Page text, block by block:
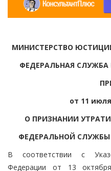
МИНИСТЕРСТВО
ФЕДЕРАЛЬНАЯ
от 11 июля
О ПРИЗНАНИИ
ФЕДЕРАЛЬНОЙ
В соответствии с
Федерации от 13